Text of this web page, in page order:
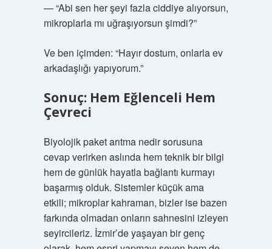
— “Abi sen her şeyi fazla ciddiye alıyorsun,
mikroplarla mı uğraşıyorsun şimdi?”
Ve ben içimden: “Hayır dostum, onlarla ev
arkadaşlığı yapıyorum.”
Sonuç: Hem Eğlenceli Hem
Çevreci
Biyolojik paket arıtma nedir sorusuna
cevap verirken aslında hem teknik bir bilgi
hem de günlük hayatla bağlantı kurmayı
başarmış olduk. Sistemler küçük ama
etkili; mikroplar kahraman, bizler ise bazen
farkında olmadan onların sahnesini izleyen
seyircileriz. İzmir’de yaşayan bir genç